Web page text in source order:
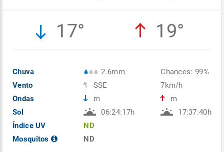
17° 19°
Chuva
Vento
Ondas
Sol
Índice UV
Mosquitos
2.6mm
SSE
m
06:24:17h
ND
ND
Chances: 99%
7km/h
m
17:37:40h